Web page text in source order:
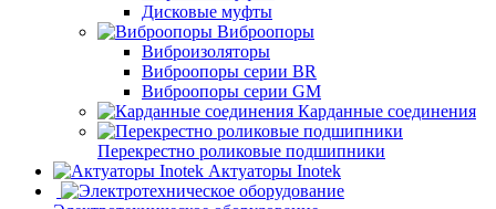
Дисковые муфты
Виброопоры
Виброизоляторы
Виброопоры серии BR
Виброопоры серии GM
Карданные соединения
Перекрестно роликовые подшипники
Актуаторы Inotek